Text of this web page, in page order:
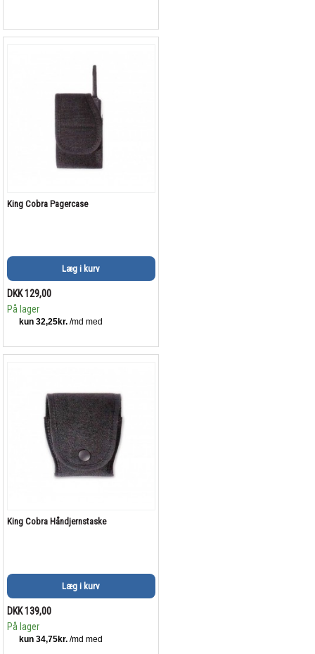
King Cobra Pagercase
Læg i kurv
DKK 129,00
På lager
King Cobra Håndjernstaske
Læg i kurv
DKK 139,00
På lager